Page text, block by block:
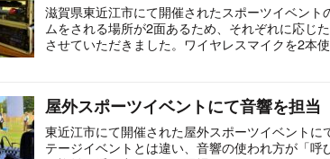
滋賀県東近江市にて開催されたスポーツイベン
ムをされる場所が2面あるため、それぞれに応じ
させていただきました。ワイヤレスマイクを2本
屋外スポーツイベントにて音響を担当
東近江市にて開催された屋外スポーツイベント
テージイベントとは違い、音響の使われ方が「